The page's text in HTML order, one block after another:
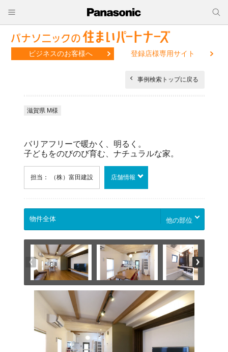
ビジネスのお客様へ 登録店様専用サイト
事例検索トップに戻る
滋賀県 M様
バリアフリーで暖かく、明るく。
子どもをのびのび育む、ナチュラルな家。
担当： （株）富田建設 店舗情報
他の部位